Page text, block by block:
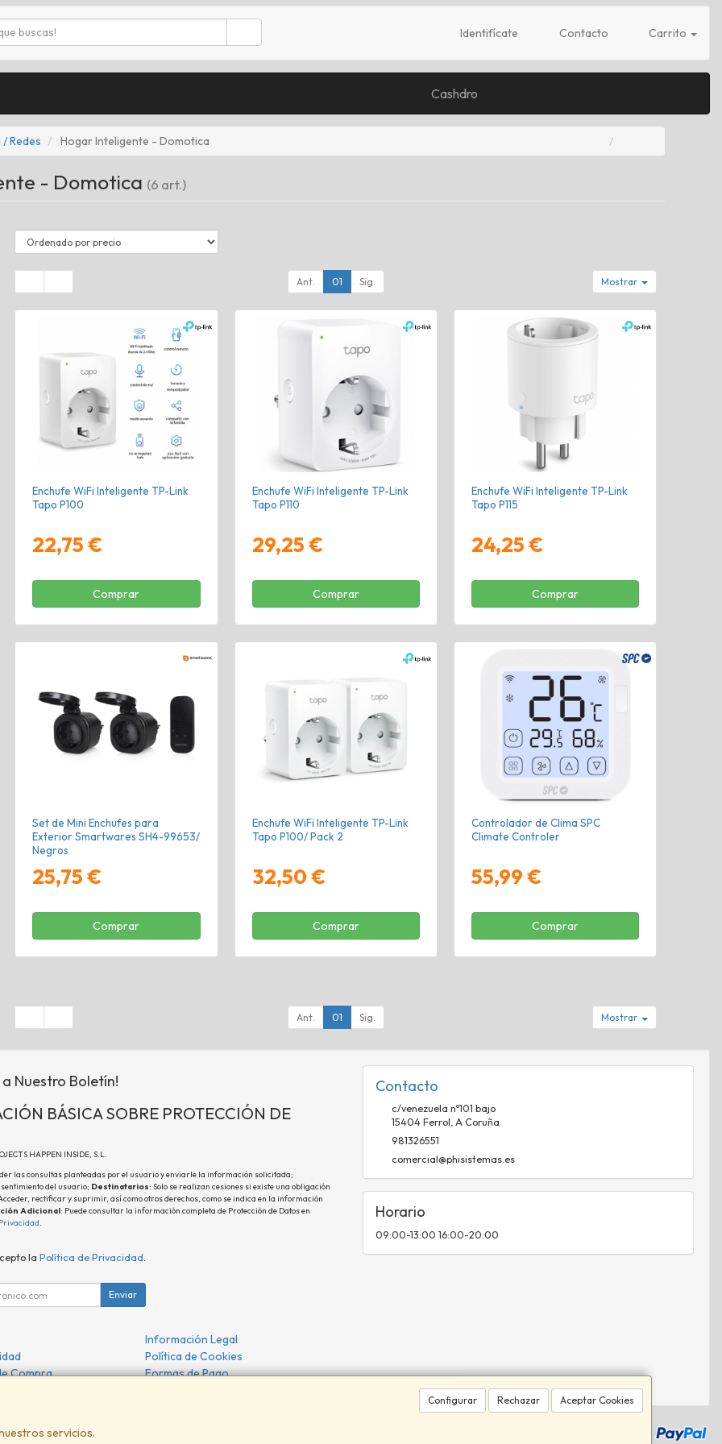
Identifícate Contacto Carrito
Cashdro
Redes Hogar Inteligente - Domotica
- Domotica (6 art.)
Ant. 01 Sig. Mostrar
Enchufe WiFi Inteligente TP-Link
Tapo P100
22,75 €
Comprar
Enchufe WiFi Inteligente TP-Link
Tapo P110
29,25 €
Comprar
Enchufe WiFi Inteligente TP-Link
Tapo P115
24,25 €
Comprar
Set de Mini Enchufes para
Exterior Smartwares SH4-99653/
Negros
25,75 €
Comprar
Enchufe WiFi Inteligente TP-Link
Tapo P100/ Pack 2
32,50 €
Comprar
Controlador de Clima SPC
Climate Controler
55,99 €
Comprar
Ant. 01 Sig. Mostrar
Configurar Rechazar Aceptar Cookies
servicios.
a Nuestro Boletín!
BÁSICA SOBRE PROTECCIÓN DE
HAPPEN INSIDE, S.L.
las consultas planteadas por el usuario y enviarle la información solicitada;
del usuario; Destinatarios: Solo se realizan cesiones si existe una obligación
rectificar y suprimir, así como otros derechos, como se indica en la información
Adicional: Puede consultar la información completa de Protección de Datos en
.
la Política de Privacidad.
Enviar
Información Legal
Política de Cookies
Compra
Formas de Pago
Contacto
c/venezuela nº101 bajo
15404 Ferrol,A Coruña
981326551
comercial@phisistemas.es
Horario
09:00-13:00 16:00-20:00